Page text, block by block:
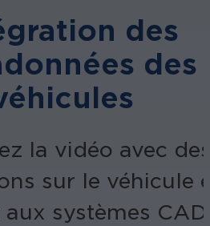
des
des
la vidéo avec
sur le véhicule
systèmes